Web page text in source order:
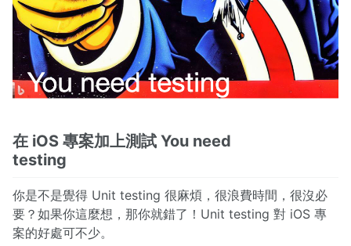
在 iOS 專案加上測試 You need
testing
你是不是覺得 Unit testing 很麻煩，很浪費時間，很沒必
要？如果你這麼想，那你就錯了！Unit testing 對 iOS 專
案的好處可不少。